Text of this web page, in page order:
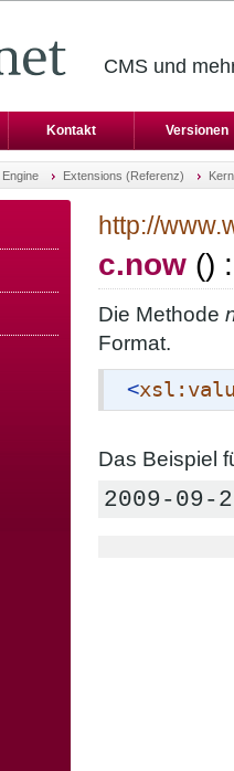
http://
c.now ()
Die Methode
Format.
<
Das Beispiel
2009-09-
Kontakt Versionen
Extensions (Referenz)
CMS und